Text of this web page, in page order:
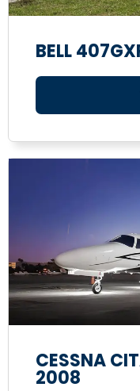
BELL
CESSNA
2008